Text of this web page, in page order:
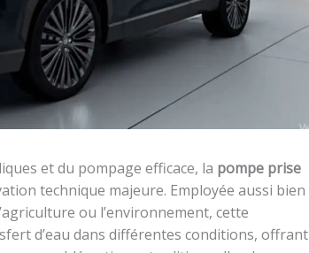
et du pompage efficace, la pompe prise
technique majeure. Employée aussi bien
ou l’environnement, cette
d’eau dans différentes conditions, offrant